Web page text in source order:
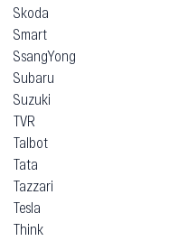
Skoda
Smart
SsangYong
Subaru
Suzuki
TVR
Talbot
Tata
Tazzari
Tesla
Think